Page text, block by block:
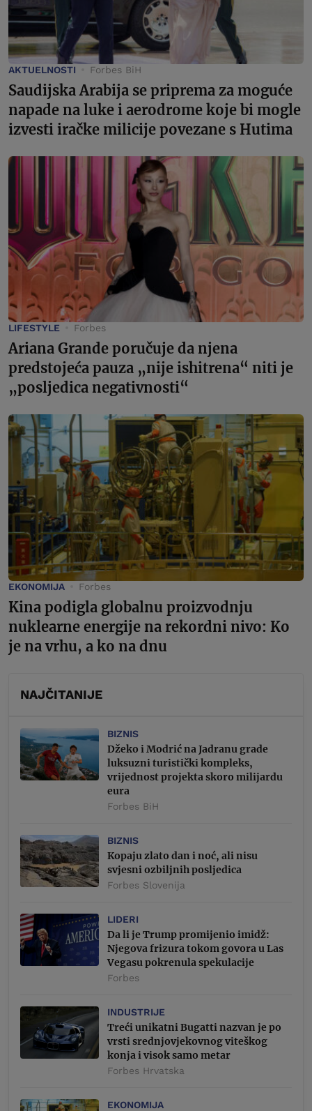
AKTUELNOSTI Forbes BiH
Saudijska Arabija se priprema za moguće
napade na luke i aerodrome koje bi mogle
izvesti iračke milicije povezane s Hutima
LIFESTYLE Forbes
Ariana Grande poručuje da njena
predstojeća pauza „nije ishitrena“ niti je
„posljedica negativnosti“
EKONOMIJA Forbes
Kina podigla globalnu proizvodnju
nuklearne energije na rekordni nivo: Ko
je na vrhu, a ko na dnu
NAJČITANIJE
BIZNIS
Džeko i Modrić na Jadranu grade
luksuzni turistički kompleks,
vrijednost projekta skoro milijardu
eura
Forbes BiH
BIZNIS
Kopaju zlato dan i noć, ali nisu
svjesni ozbiljnih posljedica
Forbes Slovenija
LIDERI
Da li je Trump promijenio imidž:
Njegova frizura tokom govora u Las
Vegasu pokrenula spekulacije
Forbes
INDUSTRIJE
Treći unikatni Bugatti nazvan je po
vrsti srednjovjekovnog viteškog
konja i visok samo metar
Forbes Hrvatska
EKONOMIJA